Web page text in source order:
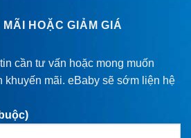
HOẶC GIẢM GIÁ
cần tư vấn hoặc mong muốn
khuyến mãi. eBaby sẽ sớm liện hệ